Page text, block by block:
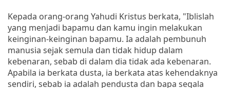
Kepada orang-orang Yahudi Kristus berkata, "Iblislah
yang menjadi bapamu dan kamu ingin melakukan
keinginan-keinginan bapamu. Ia adalah pembunuh
manusia sejak semula dan tidak hidup dalam
kebenaran, sebab di dalam dia tidak ada kebenaran.
Apabila ia berkata dusta, ia berkata atas kehendaknya
sendiri, sebab ia adalah pendusta dan bapa segala